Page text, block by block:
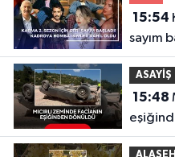
15:54
sayım
isimler
ASAYİŞ
15:48